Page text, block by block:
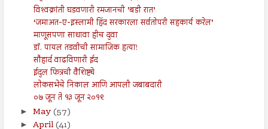
विश्‍वक्रांती घडवणारी रमजानची ’बडी रात’
‘जमाअत-ए-इस्लामी हिंद सरकारला सर्वतोपरी सहकार्य करेल’
माणूसपणा साधावा हीच दुवा
डॉ. पायल तडवीची सामाजिक हत्या!
सौहार्द वाढविणारी ईद
ईदुल फित्रची वैशिष्ट्ये
लोकसभेचे निकाल आणि आपली जबाबदारी
०७ जून ते १३ जून २०१९
► May(57)
► April(41)